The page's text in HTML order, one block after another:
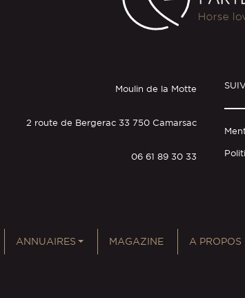
Moulin de la Motte
2 route de Bergerac 33 750 Camarsac
06 61 89 30 33
ANNUAIRES MAGAZINE A PROPOS